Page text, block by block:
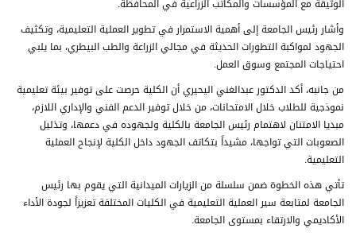
الوثيقة مع المؤسسات والمكاتب الزراعية في المحافظة.
وأشار رئيس الجامعة إلى أهمية الاستمرار في تطوير العملية التعليمية، وتكثيف
الجهود لمواكبة التطورات الحديثة في مجالي الزراعة والطب البيطري، بما يلبي
احتياجات المجتمع وسوق العمل.
من جانبه، أكد الدكتور عبدالغني اليحيري أن الكلية حرصت على توفير بيئة تعليمية
نموذجية للطلاب خلال الامتحانات، من خلال توفير الدعم الفني والإداري اللازم،
مبديا الامتنان لاهتمام رئيس الجامعة بالكلية ولجهوده في دعمها، وتذليل
الصعوبات التي تواجها، مشيداً بتكاتف الجهود داخل الكلية لإنجاح العملية
التعليمية.
تأتي هذه الخطوة ضمن سلسلة من الزيارات الميدانية التي يقوم بها رئيس
الجامعة لمتابعة سير العملية التعليمية في الكليات المختلفة تعزيزاً لجودة الأداء
الأكاديمي والارتقاء بمستوى الجامعة.